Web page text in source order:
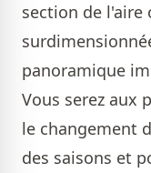
section de l'aire
panoramique
Vous serez aux
le changement
des saisons et